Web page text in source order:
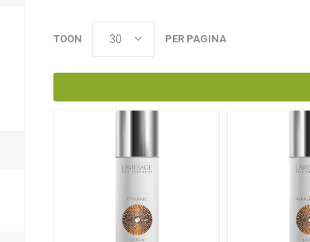
TOON PER PAGINA